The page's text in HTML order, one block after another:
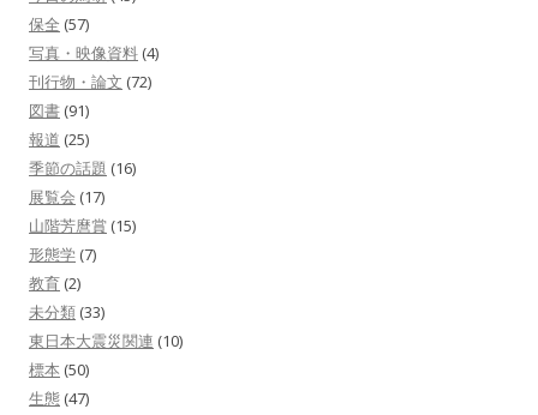
保全 (57)
写真・映像資料 (4)
刊行物・論文 (72)
図書 (91)
報道 (25)
季節の話題 (16)
展覧会 (17)
山階芳麿賞 (15)
形態学 (7)
教育 (2)
未分類 (33)
東日本大震災関連 (10)
標本 (50)
生態 (47)